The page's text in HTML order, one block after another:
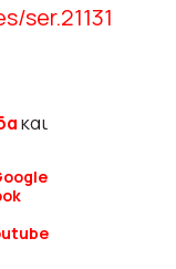
ser.21131
και